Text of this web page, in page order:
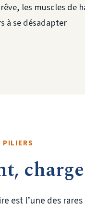
les muscles de
à se désadapter
est l’une des